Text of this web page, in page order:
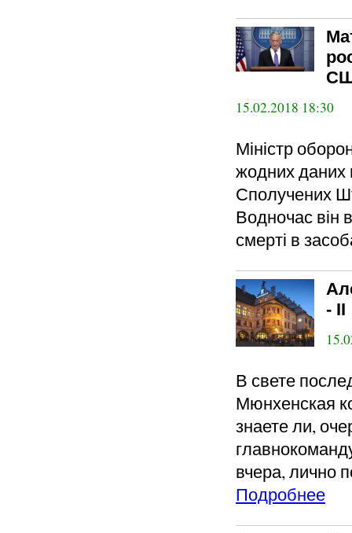
15.02.2018 18:30
Міністр
жодних даних
Сполучених
Водночас він
смерті в
- II
В свете
Мюнхенская
знаете ли,
вчера, лично
Подробнее